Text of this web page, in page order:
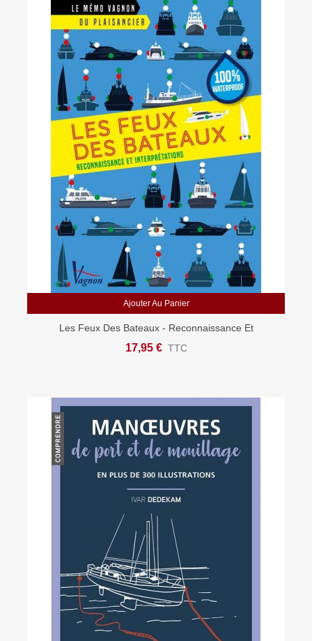
Ajouter Au Panier
Les Feux Des Bateaux - Reconnaissance Et
Interprétations
17,95 € TTC